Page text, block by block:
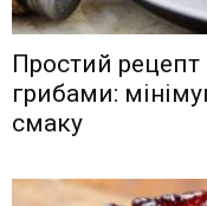
Простий рецепт
грибами:
смаку